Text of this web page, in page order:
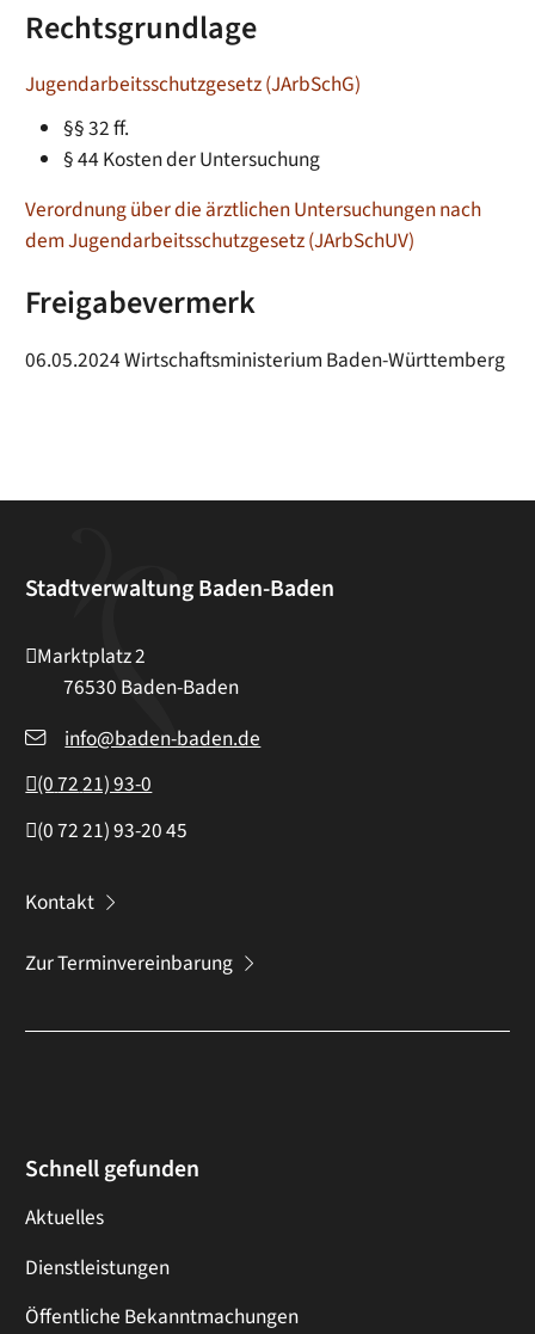
Rechtsgrundlage
Jugendarbeitsschutzgesetz(JArbSchG)
§§ 32 ff.
§ 44 Kosten der Untersuchung
Verordnung über die ärztlichen Untersuchungen nach
dem Jugendarbeitsschutzgesetz (JArbSchUV)
Freigabevermerk
06.05.2024 Wirtschaftsministerium Baden-Württemberg
Stadtverwaltung Baden-Baden
Marktplatz 2
76530 Baden-Baden
info@baden-baden.de
(07221) 93-0
(07221) 93-2045
Kontakt
Zur Terminvereinbarung
Schnell gefunden
Aktuelles
Dienstleistungen
Öffentliche Bekanntmachungen